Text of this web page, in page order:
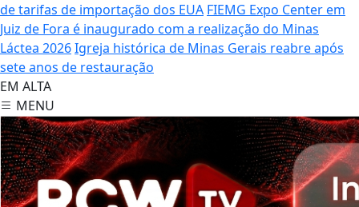
de tarifas de importação dos EUA FIEMG Expo Center em
Juiz de Fora é inaugurado com a realização do Minas
Láctea 2026Igreja histórica de Minas Gerais reabre após
sete anos de restauração
EM ALTA
MENU